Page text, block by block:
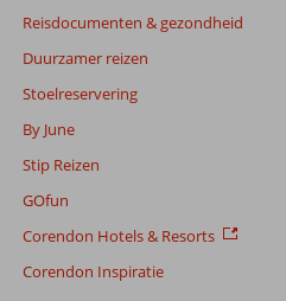
Reisdocumenten & gezondheid
Duurzamer reizen
Stoelreservering
By June
Stip Reizen
GOfun
Corendon Hotels & Resorts
Corendon Inspiratie